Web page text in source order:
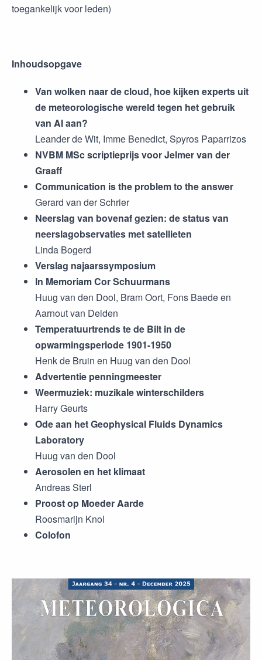
toegankelijk voor leden)
Inhoudsopgave
Van wolken naar de cloud, hoe kijken experts uit
de meteorologische wereld tegen het gebruik
van AI aan?
Leander de Wit, Imme Benedict, Spyros Paparrizos
NVBM MSc scriptieprijs voor Jelmer van der
Graaff
Communication is the problem to the answer
Gerard van der Schrier
Neerslag van bovenaf gezien: de status van
neerslagobservaties met satellieten
Linda Bogerd
Verslag najaarssymposium
In Memoriam Cor Schuurmans
Huug van den Dool, Bram Oort, Fons Baede en
Aarnout van Delden
Temperatuurtrends te de Bilt in de
opwarmingsperiode 1901-1950
Henk de Bruin en Huug van den Dool
Advertentie penningmeester
Weermuziek: muzikale winterschilders
Harry Geurts
Ode aan het Geophysical Fluids Dynamics
Laboratory
Huug van den Dool
Aerosolen en het klimaat
Andreas Sterl
Proost op Moeder Aarde
Roosmarijn Knol
Colofon